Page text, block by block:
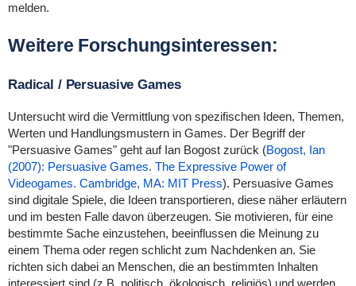
melden.
Weitere Forschungsinteressen:
Radical / Persuasive Games
Untersucht wird die Vermittlung von spezifischen Ideen, Themen,
Werten und Handlungsmustern in Games. Der Begriff der
"Persuasive Games" geht auf Ian Bogost zurück (Bogost, Ian
(2007): Persuasive Games. The Expressive Power of
Videogames. Cambridge, MA: MIT Press). Persuasive Games
sind digitale Spiele, die Ideen transportieren, diese näher erläutern
und im besten Falle davon überzeugen. Sie motivieren, für eine
bestimmte Sache einzustehen, beeinflussen die Meinung zu
einem Thema oder regen schlicht zum Nachdenken an. Sie
richten sich dabei an Menschen, die an bestimmten Inhalten
interessiert sind (z.B. politisch, ökologisch, religiös) und werden